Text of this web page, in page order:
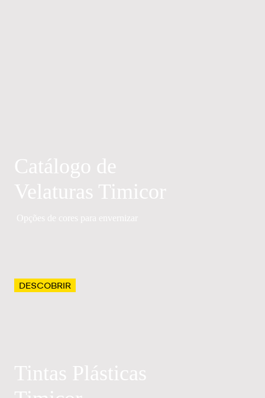
Catálogo de
Velaturas Timicor
Opções de cores para envernizar
DESCOBRIR
Tintas Plásticas